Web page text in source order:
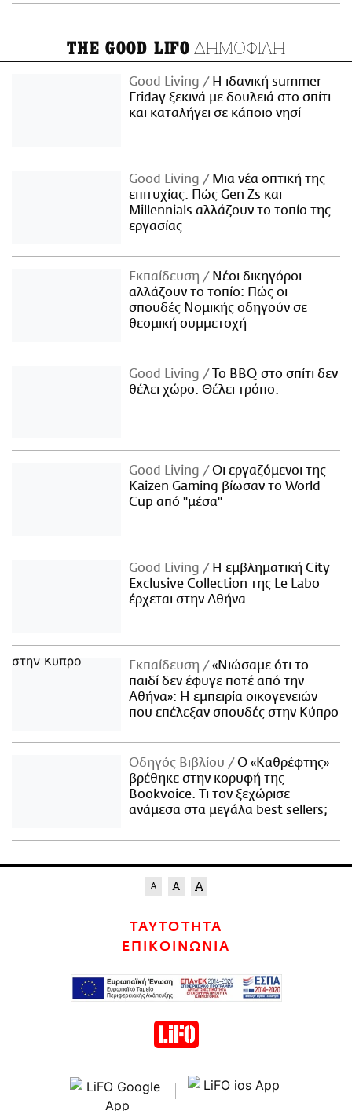
THE GOOD LIFO ΔΗΜΟΦΙΛΗ
Good Living
Η ιδανική summer
Friday ξεκινά με δουλειά στο σπίτι
και καταλήγει σε κάποιο νησί
Good Living
Μια νέα οπτική της
επιτυχίας: Πώς Gen Zs και
Millennials αλλάζουν το τοπίο της
εργασίας
Εκπαίδευση
Νέοι δικηγόροι
αλλάζουν το τοπίο: Πώς οι
σπουδές Νομικής οδηγούν σε
θεσμική συμμετοχή
Good Living
Το BBQ στο σπίτι δεν
θέλει χώρο. Θέλει τρόπο.
Good Living
Οι εργαζόμενοι της
Kaizen Gaming βίωσαν το World
Cup από "μέσα"
Good Living
Η εμβληματική City
Exclusive Collection της Le Labo
έρχεται στην Αθήνα
Εκπαίδευση
«Νιώσαμε ότι το
παιδί δεν έφυγε ποτέ από την
Αθήνα»: Η εμπειρία οικογενειών
που επέλεξαν σπουδές στην Κύπρο
Οδηγός Βιβλίου
Ο «Καθρέφτης»
βρέθηκε στην κορυφή της
Bookvoice. Τι τον ξεχώρισε
ανάμεσα στα μεγάλα best sellers;
ΤΑΥΤΟΤΗΤΑ
ΕΠΙΚΟΙΝΩΝΙΑ